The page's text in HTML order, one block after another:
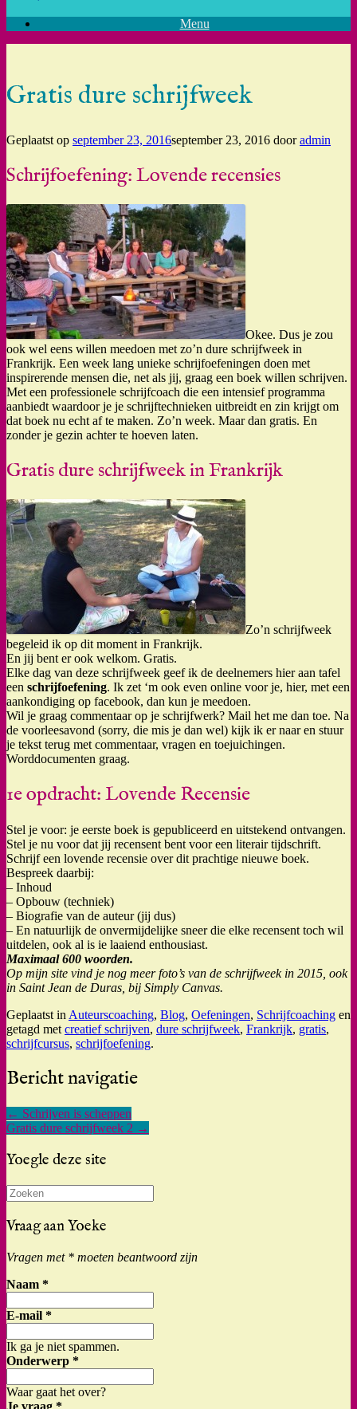
Menu
Gratis dure schrijfweek
Geplaatst op september 23, 2016september 23, 2016 dooradmin
Schrijfoefening: Lovende recensies
Okee. Dus je zou
ook wel eens willen meedoen met zo’n dure schrijfweek in
Frankrijk. Een week lang unieke schrijfoefeningen doen met
inspirerende mensen die, net als jij, graag een boek willen schrijven.
Met een professionele schrijfcoach die een intensief programma
aanbiedt waardoor je je schrijftechnieken uitbreidt en zin krijgt om
dat boek nu echt af te maken. Zo’n week. Maar dan gratis. En
zonder je gezin achter te hoeven laten.
Gratis dure schrijfweek in Frankrijk
Zo’n schrijfweek
begeleid ik op dit moment in Frankrijk.
En jij bent er ook welkom. Gratis.
Elke dag van deze schrijfweek geef ik de deelnemers hier aan tafel
een schrijfoefening. Ik zet ‘m ook even online voor je, hier, met een
aankondiging op facebook, dan kun je meedoen.
Wil je graag commentaar op je schrijfwerk? Mail het me dan toe. Na
de voorleesavond (sorry, die mis je dan wel) kijk ik er naar en stuur
je tekst terug met commentaar, vragen en toejuichingen.
Worddocumenten graag.
1e opdracht: Lovende Recensie
Stel je voor: je eerste boek is gepubliceerd en uitstekend ontvangen.
Stel je nu voor dat jij recensent bent voor een literair tijdschrift.
Schrijf een lovende recensie over dit prachtige nieuwe boek.
Bespreek daarbij:
– Inhoud
– Opbouw (techniek)
– Biografie van de auteur (jij dus)
– En natuurlijk de onvermijdelijke sneer die elke recensent toch wil
uitdelen, ook al is ie laaiend enthousiast.
Maximaal 600 woorden.
Op mijn site vind je nog meer foto’s van de schrijfweek in 2015, ook
in Saint Jean de Duras, bij Simply Canvas.
Geplaatst in Auteurscoaching, Blog, Oefeningen, Schrijfcoaching en
getagd met creatief schrijven, dure schrijfweek, Frankrijk, gratis,
schrijfcursus, schrijfoefening.
Bericht navigatie
← Schrijven is scheppen
Gratis dure schrijfweek 2 →
Yoegle deze site
Zoeken
naar:
Vraag aan Yoeke
Vragen met * moeten beantwoord zijn
Naam *
E-mail *
Ik ga je niet spammen.
Onderwerp *
Waar gaat het over?